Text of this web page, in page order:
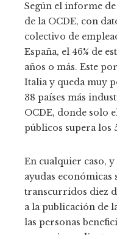
Según el informe de
de la OCDE, con
colectivo de
España, el 46% de
años o más. Este
Italia y queda muy
38 países más
OCDE, donde solo
públicos supera los
En cualquier caso,
ayudas económicas
transcurridos diez
a la publicación de
las personas